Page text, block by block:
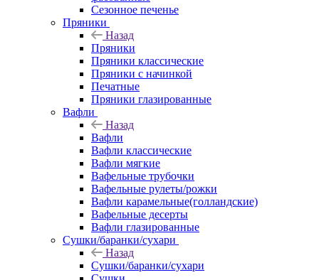
Сезонное печенье
Пряники
Назад
Пряники
Пряники классические
Пряники с начинкой
Печатные
Пряники глазированные
Вафли
Назад
Вафли
Вафли классические
Вафли мягкие
Вафельные трубочки
Вафельные рулеты/рожки
Вафли карамельные(голландские)
Вафельные десерты
Вафли глазированные
Сушки/баранки/сухари
Назад
Сушки/баранки/сухари